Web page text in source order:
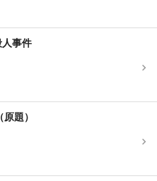
事件
題）